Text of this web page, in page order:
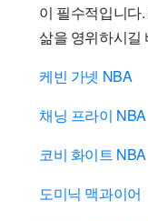
이 필수적입니다
삶을 영위하시길
케빈 가넷 NBA
채닝 프라이 NBA
코비 화이트 NBA
도미닉 맥과이어